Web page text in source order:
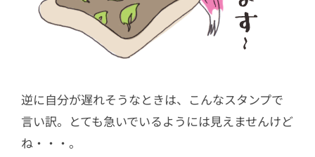
逆に自分が遅れそうなときは、こんなスタンプで
言い訳。とても急いでいるようには見えませんけど
ね・・・。